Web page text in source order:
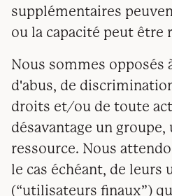
supplémentaires
ou la capacité peut être
Nous sommes opposés
d'abus, de
droits et/ou de toute
désavantage un
ressource. Nous
le cas échéant, de leurs
(“utilisateurs finaux”)